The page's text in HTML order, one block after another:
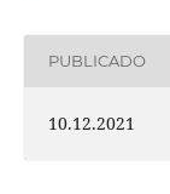
PUBLICADO
10.12.2021